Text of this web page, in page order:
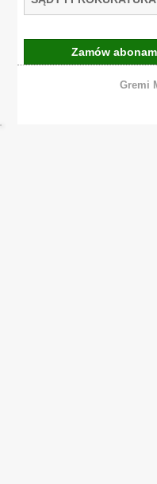
Zamów
Gremi